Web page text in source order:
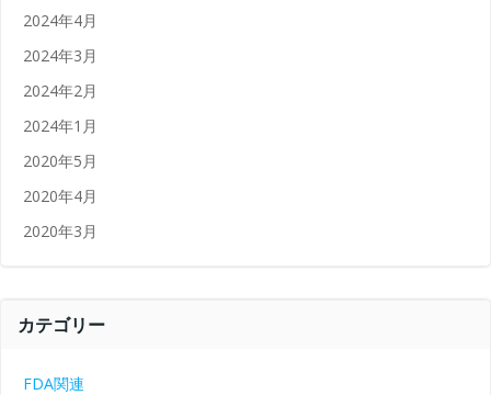
2024年4月
2024年3月
2024年2月
2024年1月
2020年5月
2020年4月
2020年3月
カテゴリー
FDA関連